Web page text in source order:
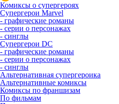
Комиксы о супергероях
Супергерои Marvel
- графические романы
- серии о персонажах
- синглы
Супергерои DC
- графические романы
- серии о персонажах
- синглы
Альтернативная супергероика
Альтернативные комиксы
Комиксы по франшизам
По фильмам